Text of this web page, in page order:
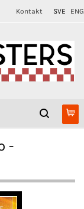
Kontakt SVE ENG
-